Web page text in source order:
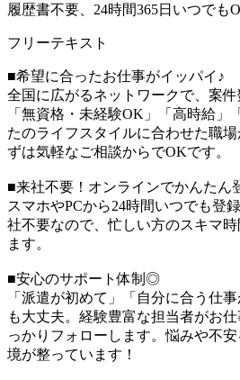
履歴書不要、24時間365日いつでも
フリーテキスト
■希望に合ったお仕事がイッパイ♪
全国に広がるネットワークで、案件
「無資格・未経験OK」「高時給」
たのライフスタイルに合わせた職
ずは気軽なご相談からでOKです。
■来社不要！オンラインでかんたん
スマホやPCから24時間いつでも登
社不要なので、忙しい方のスキマ
ます。
■安心のサポート体制◎
「派遣が初めて」「自分に合う仕
も大丈夫。経験豊富な担当者がお
っかりフォローします。悩みや不
境が整っています！